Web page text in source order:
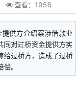
查看： 1956
供方介绍案涉借款业
同对过桥资金提供方实
给过桥方，造成了过桥
。